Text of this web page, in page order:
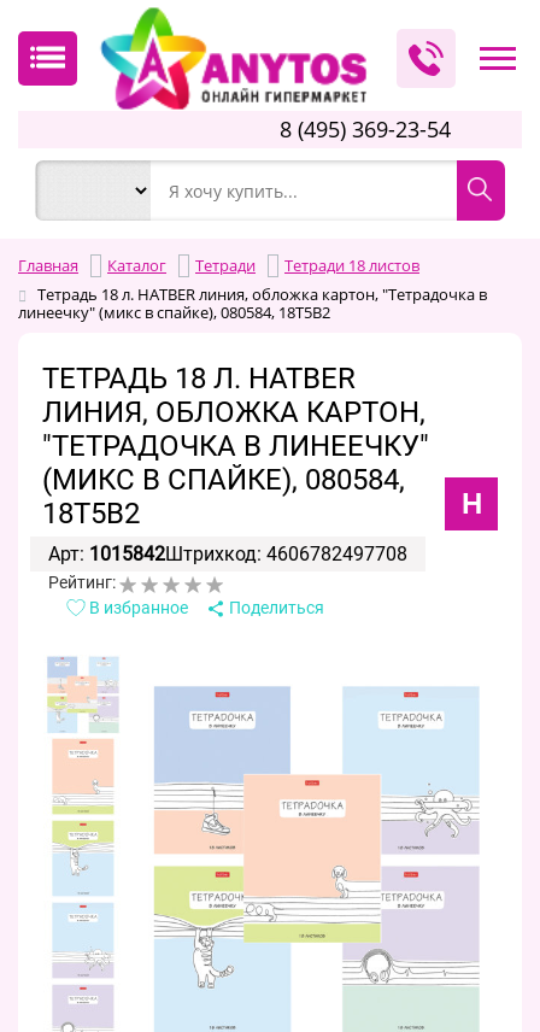
8 (495) 369-23-54
Главная Каталог Тетради
Тетради 18 листов
Тетрадь 18 л. HATBER линия, обложка картон, "Тетрадочка в
линеечку" (микс в спайке), 080584, 18Т5В2
ТЕТРАДЬ 18 Л. HATBER
ЛИНИЯ, ОБЛОЖКА КАРТОН,
"ТЕТРАДОЧКА В ЛИНЕЕЧКУ"
(МИКС В СПАЙКЕ), 080584,
18Т5В2
H
Арт: 1015842Штрихкод: 4606782497708
Рейтинг:
В избранное
Поделиться